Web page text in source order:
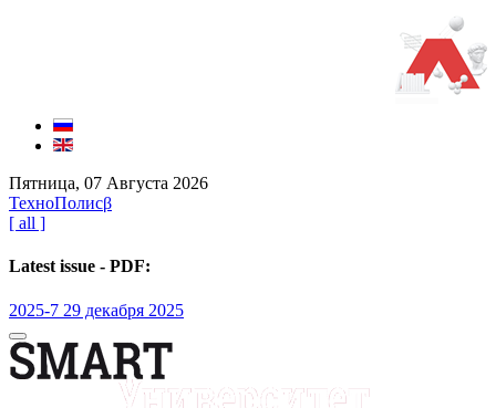
Пятница, 07 Августа 2026
ТехноПолисβ
[ all ]
Latest issue - PDF:
2025-7 29 декабря 2025